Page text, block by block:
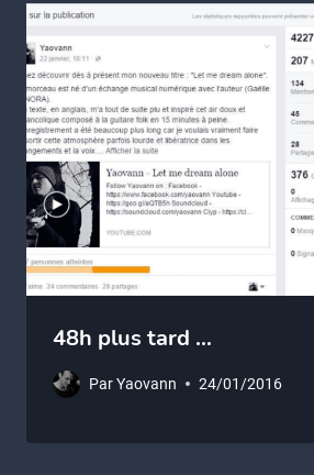
48h plus tard …
ParYaovann 24/01/2016